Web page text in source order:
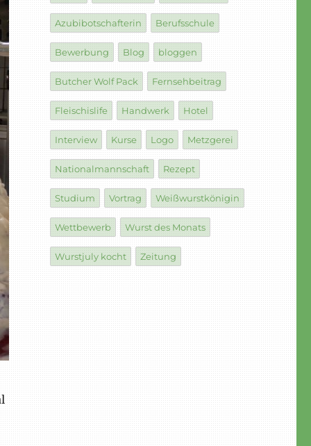
Azubibotschafterin Berufsschule
Bewerbung Blog bloggen
Butcher Wolf Pack Fernsehbeitrag
Fleischislife Handwerk Hotel
Interview Kurse Logo Metzgerei
Nationalmannschaft Rezept
Studium Vortrag Weißwurstkönigin
Wettbewerb Wurst des Monats
Wurstjuly kocht Zeitung